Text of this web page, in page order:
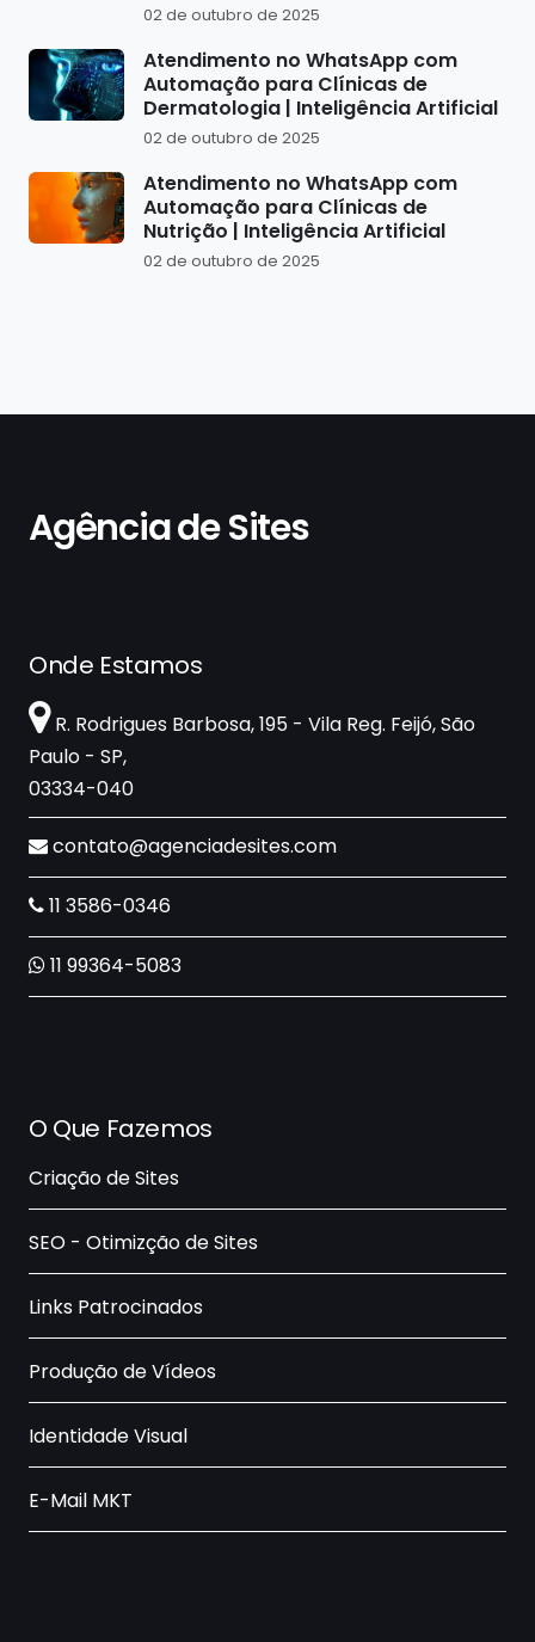
02 de outubro de 2025
Atendimento no WhatsApp com
Automação para Clínicas de
Dermatologia | Inteligência Artificial
02 de outubro de 2025
Atendimento no WhatsApp com
Automação para Clínicas de
Nutrição | Inteligência Artificial
02 de outubro de 2025
Agência de Sites
Onde Estamos
R. Rodrigues Barbosa, 195 - Vila Reg. Feijó, São
Paulo - SP,
03334-040
contato@agenciadesites.com
11 3586-0346
11 99364-5083
O Que Fazemos
Criação de Sites
SEO - Otimizção de Sites
Links Patrocinados
Produção de Vídeos
Identidade Visual
E-Mail MKT